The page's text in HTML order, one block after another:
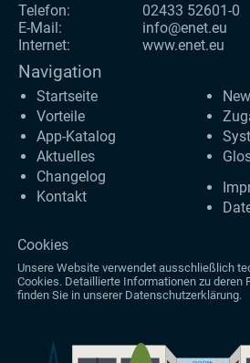
Telefon:
02433 52601-0
E-Mail:
info@enet.eu
Internet:
www.enet.eu
Navigation
Startseite
Vorteile
App-Katalog
Aktuelles
Changelog
Kontakt
Cookies
Unsere Website verwendet ausschließlich
Cookies. Detaillierte Informationen zu deren
finden Sie in unserer Datenschutzerklärung.